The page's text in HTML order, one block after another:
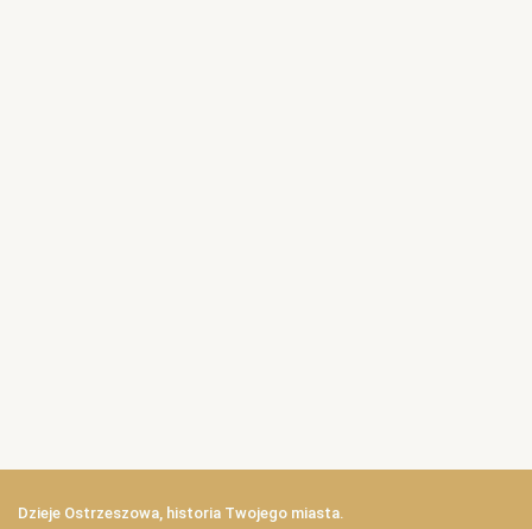
Dzieje Ostrzeszowa, historia Twojego miasta.